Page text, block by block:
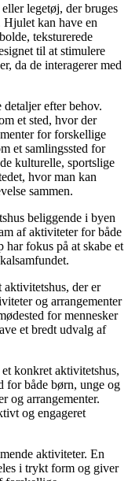
legetøj, der bruges
kan have en
teksturerede
til at stimulere
da de interagerer med
efter behov.
et sted, hvor der
for forskellige
et samlingssted for
kulturelle, sportslige
hvor man kan
sammen.
beliggende i byen
af aktiviteter for både
fokus på at skabe et
der er
og arrangementer
for mennesker
et bredt udvalg af
konkret aktivitetshus,
for både børn, unge og
og arrangementer.
og engageret
aktiviteter. En
i trykt form og giver